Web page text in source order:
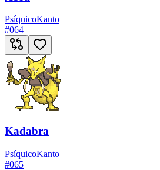
PsíquicoKanto
#064
Kadabra
PsíquicoKanto
#065